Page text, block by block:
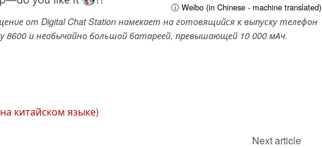
ⓘ Weibo (in Chinese - machine translated)
от Digital Chat Station намекает на готовящийся к выпуску телефон
8600 и необычайно большой батареей, превышающей 10 000 мАч.
китайском языке)
Next article